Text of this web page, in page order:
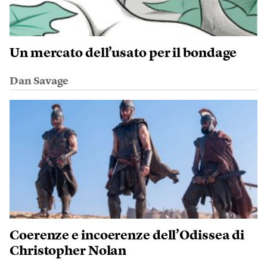
Un mercato dell’usato per il bondage
Dan Savage
Coerenze e incoerenze dell’Odissea di
Christopher Nolan